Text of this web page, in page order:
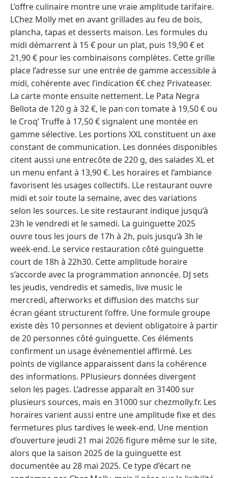
L’offre culinaire montre une vraie amplitude tarifaire.
LChez Molly met en avant grillades au feu de bois,
plancha, tapas et desserts maison. Les formules du
midi démarrent à 15 € pour un plat, puis 19,90 € et
21,90 € pour les combinaisons complètes. Cette grille
place l’adresse sur une entrée de gamme accessible à
midi, cohérente avec l’indication €€ chez Privateaser.
La carte monte ensuite nettement. Le Pata Negra
Bellota de 120 g à 32 €, le pan con tomate à 19,50 € ou
le Croq’ Truffe à 17,50 € signalent une montée en
gamme sélective. Les portions XXL constituent un axe
constant de communication. Les données disponibles
citent aussi une entrecôte de 220 g, des salades XL et
un menu enfant à 13,90 €. Les horaires et l’ambiance
favorisent les usages collectifs. LLe restaurant ouvre
midi et soir toute la semaine, avec des variations
selon les sources. Le site restaurant indique jusqu’à
23h le vendredi et le samedi. La guinguette 2025
ouvre tous les jours de 17h à 2h, puis jusqu’à 3h le
week-end. Le service restauration côté guinguette
court de 18h à 22h30. Cette amplitude horaire
s’accorde avec la programmation annoncée. DJ sets
les jeudis, vendredis et samedis, live music le
mercredi, afterworks et diffusion des matchs sur
écran géant structurent l’offre. Une formule groupe
existe dès 10 personnes et devient obligatoire à partir
de 20 personnes côté guinguette. Ces éléments
confirment un usage événementiel affirmé. Les
points de vigilance apparaissent dans la cohérence
des informations. PPlusieurs données divergent
selon les pages. L’adresse apparaît en 31400 sur
plusieurs sources, mais en 31000 sur chezmolly.fr. Les
horaires varient aussi entre une amplitude fixe et des
fermetures plus tardives le week-end. Une mention
d’ouverture jeudi 21 mai 2026 figure même sur le site,
alors que la saison 2025 de la guinguette est
documentée au 28 mai 2025. Ce type d’écart ne